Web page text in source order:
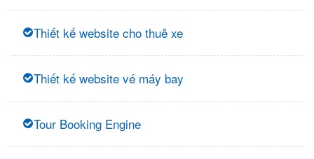
Thiết kế website cho thuê xe
Thiết kế website vé máy bay
Tour Booking Engine